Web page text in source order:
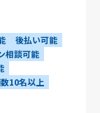
後払い可能
相談可能
10名以上